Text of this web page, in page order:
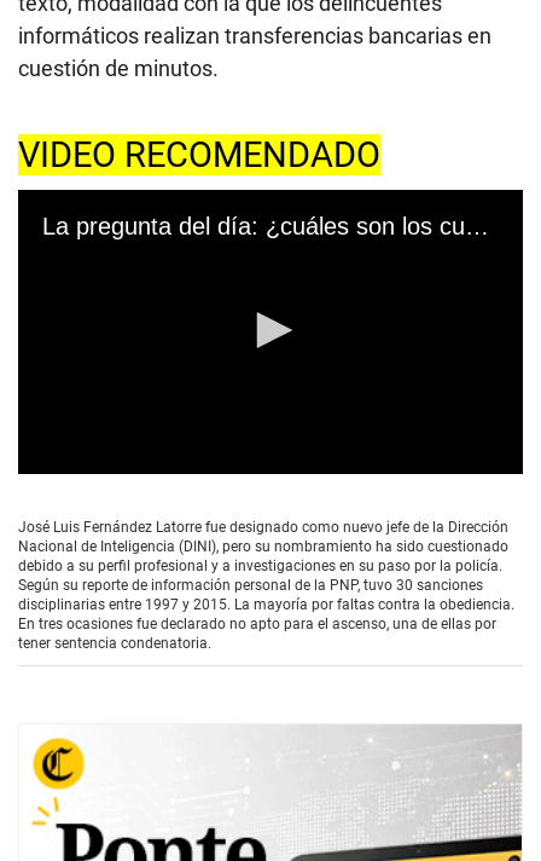
informáticos realizan transferencias bancarias en
cuestión de minutos.
VIDEO RECOMENDADO
La pregunta del día: ¿cuáles son los cuestionamientos al nuevo director de la DINI?
e
c
o
n
d
s
o
José Luis Fernández Latorre fue designado como nuevo jefe de la Dirección
Nacional de Inteligencia (DINI), pero su nombramiento ha sido cuestionado
debido a su perfil profesional y a investigaciones en su paso por la policía.
Según su reporte de información personal de la PNP, tuvo 30 sanciones
disciplinarias entre 1997 y 2015. La mayoría por faltas contra la obediencia.
En tres ocasiones fue declarado no apto para el ascenso, una de ellas por
tener sentencia condenatoria.